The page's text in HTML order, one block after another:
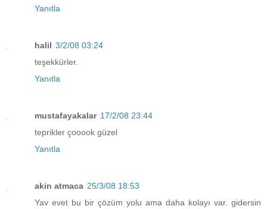
Yanıtla
halil 3/2/08 03:24
teşekkürler.
Yanıtla
mustafayakalar 17/2/08 23:44
teprikler çooook güzel
Yanıtla
akin atmaca 25/3/08 18:53
Yav evet bu bir çözüm yolu ama daha kolayı var. gidersin